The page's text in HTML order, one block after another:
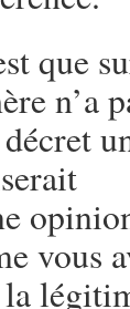
que
n’a
vous